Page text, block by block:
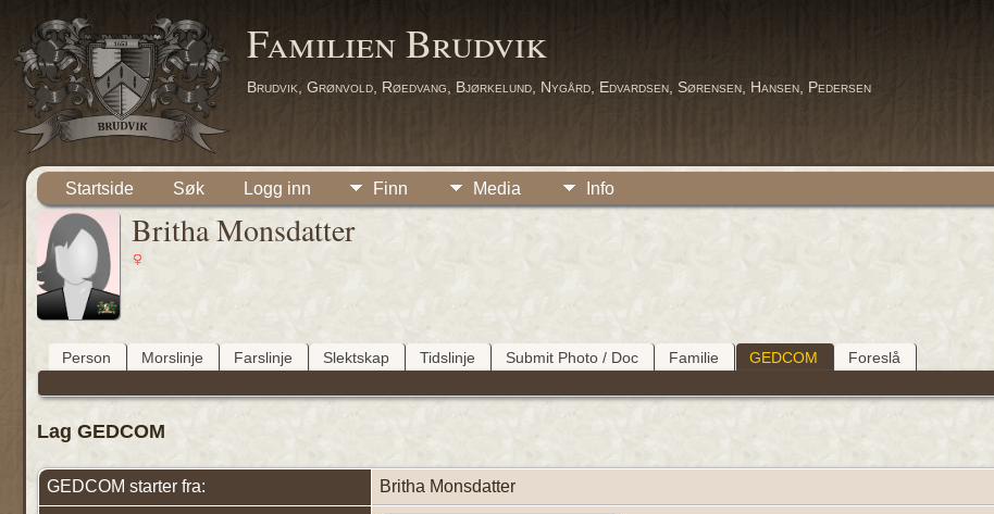
Familien Brudvik
Brudvik, Grønvold, Røedvang, Bjørkelund, Nygård, Edvardsen, Sørensen, Hansen, Pedersen
Startside Søk Logg inn Finn Media Info
Britha Monsdatter
Person Morslinje Farslinje Slektskap Tidslinje Submit Photo / Doc Familie GEDCOM Foreslå
Lag GEDCOM
GEDCOM starter fra: Britha Monsdatter